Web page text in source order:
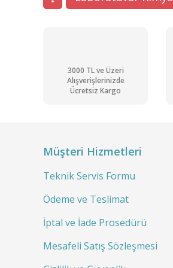
3000 TL ve Üzeri
Alışverişlerinizde
Ücretsiz Kargo
Müşteri Hizmetleri
Teknik Servis Formu
Ödeme ve Teslimat
İptal ve İade Prosedürü
Mesafeli Satış Sözleşmesi